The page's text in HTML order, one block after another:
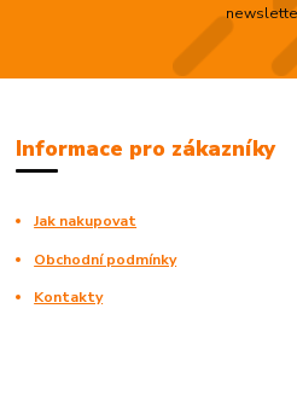
Informace pro zákazníky
Jak nakupovat
Obchodní podmínky
Kontakty